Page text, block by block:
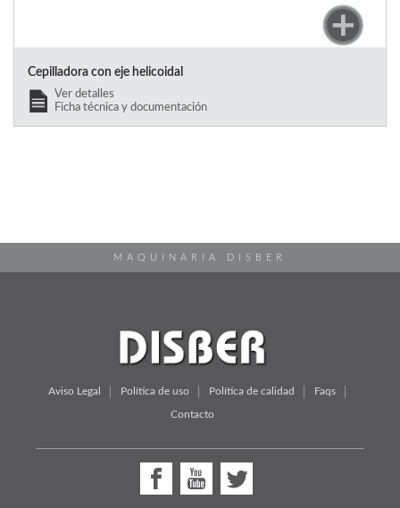
Cepilladora con eje helicoidal
Ver detalles
Ficha técnica y documentación
MAQUINARIA DISBER
Aviso Legal Política de uso Política de calidad Faqs
Contacto